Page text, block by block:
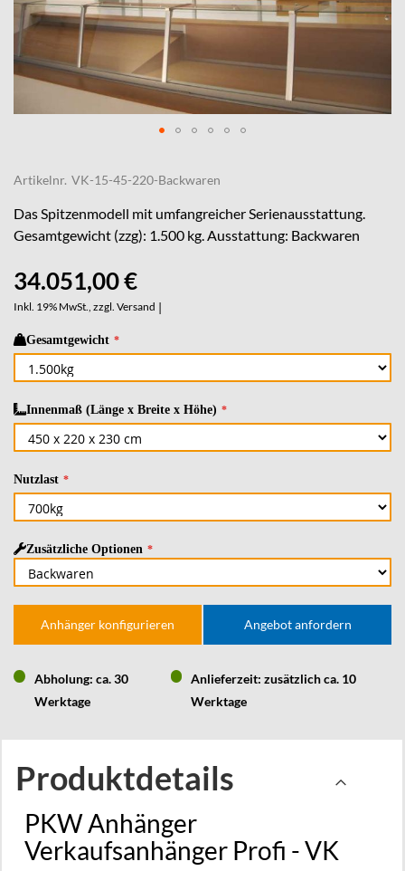
the
beginning
of
the
gallery
Artikelnr. VK-15-45-220-Backwaren
Das Spitzenmodell mit umfangreicher Serienausstattung.
Gesamtgewicht (zzg): 1.500 kg. Ausstattung: Backwaren
34.051,00 €
Inkl. 19% MwSt., zzgl. Versand |
Gesamtgewicht
Innenmaß (Länge x Breite x Höhe)
Nutzlast
Zusätzliche Optionen
Anhänger konfigurieren Angebot anfordern
Abholung: ca. 30
Werktage
Anlieferzeit: zusätzlich ca. 10
Werktage
Produktdetails
PKW Anhänger
Verkaufsanhänger Profi - VK